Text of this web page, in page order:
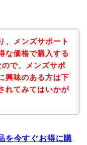
、メンズサポート
な価格で購入する
で、メンズサポ
興味のある方は下
れてみてはいかが
を今すぐお得に購